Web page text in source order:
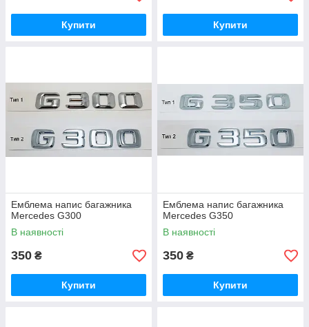
Купити Купити
Емблема напис багажника
Mercedes G300
В наявності
350 ₴
Купити
Емблема напис багажника
Mercedes G350
В наявності
350 ₴
Купити